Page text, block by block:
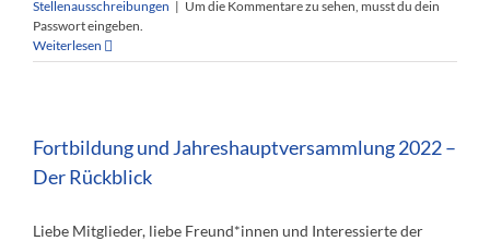
Stellenausschreibungen | Um die Kommentare zu sehen, musst du dein
Passwort eingeben.
Weiterlesen
Fortbildung und Jahreshauptversammlung 2022 –
Der Rückblick
Liebe Mitglieder, liebe Freund*innen und Interessierte der